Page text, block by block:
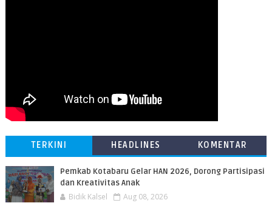
TERKINI HEADLINES KOMENTAR
Pemkab Kotabaru Gelar HAN 2026, Dorong Partisipasi
dan Kreativitas Anak
Bidik Kalsel Aug 08, 2026